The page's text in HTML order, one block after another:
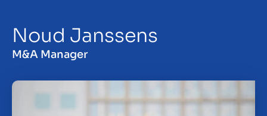
Prodaja poduzeća
Uvidi
Noud Janssens
M&A Manager